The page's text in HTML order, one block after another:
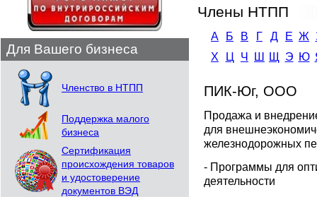
Для Вашего бизнеса
Членство в НТПП
Поддержка малого
бизнеса
Сертификация
происхождения товаров
и удостоверение
документов ВЭД
Члены НТПП
А Б В Г Д Е Ж
Х
Ц Ч Ш Щ Э Ю
ПИК-Юг, ООО
Продажа и
для
железнодорожных
- Программы для
деятельности